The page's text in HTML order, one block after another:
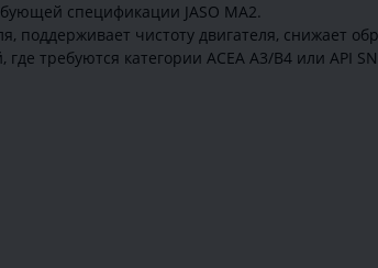
спецификации JASO MA2.
поддерживает чистоту двигателя, снижает
требуются категории ACEA A3/B4 или API